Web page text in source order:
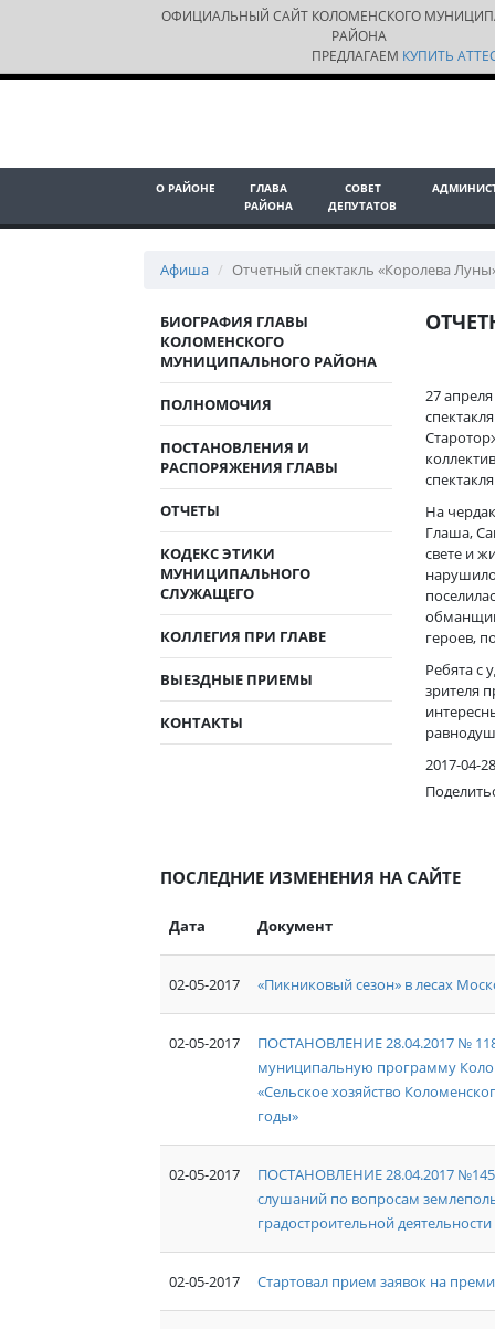
ОФИЦИАЛЬНЫЙ САЙТ КОЛОМЕНСКОГО
РАЙОНА
ПРЕДЛАГАЕМ КУПИТЬ
О РАЙОНЕ
ГЛАВА
РАЙОНА
СОВЕТ
ДЕПУТАТОВ
Афиша Отчетный спектакль «Королева
БИОГРАФИЯ ГЛАВЫ
КОЛОМЕНСКОГО
МУНИЦИПАЛЬНОГО РАЙОНА
ПОЛНОМОЧИЯ
ПОСТАНОВЛЕНИЯ И
РАСПОРЯЖЕНИЯ ГЛАВЫ
ОТЧЕТЫ
КОДЕКС ЭТИКИ
МУНИЦИПАЛЬНОГО
СЛУЖАЩЕГО
КОЛЛЕГИЯ ПРИ ГЛАВЕ
ВЫЕЗДНЫЕ ПРИЕМЫ
КОНТАКТЫ
27
На
Глаша,
свете и
героев,
Ребята с
зрителя
2017-04-28
ПОСЛЕДНИЕ ИЗМЕНЕНИЯ НА САЙТЕ
Дата Документ
02-05-2017 «Пикниковый сезон» в лесах
02-05-2017
ПОСТАНОВЛЕНИЕ 28.04.2017 №
муниципальную программу
«Сельское хозяйство
годы»
02-05-2017
ПОСТАНОВЛЕНИЕ 28.04.2017
слушаний по вопросам
градостроительной деятельности
02-05-2017 Стартовал прием заявок на